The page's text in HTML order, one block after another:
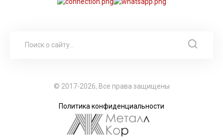
© 2017-2026, Все права защищены
Политика конфиденциальности